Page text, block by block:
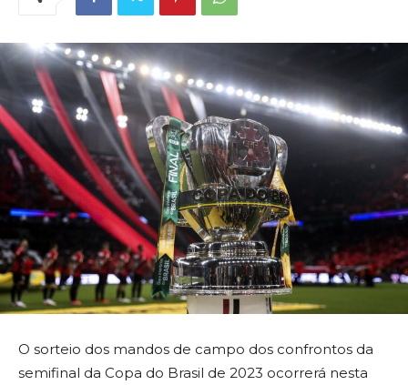
O sorteio dos mandos de campo dos confrontos da
semifinal da Copa do Brasil de 2023 ocorrerá nesta